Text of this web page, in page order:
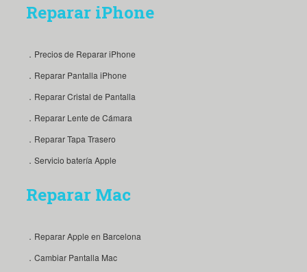
Reparar iPhone
．Precios de Reparar iPhone
．Reparar Pantalla iPhone
．Reparar Cristal de Pantalla
．Reparar Lente de Cámara
．Reparar Tapa Trasero
．Servicio batería Apple
Reparar Mac
．Reparar Apple en Barcelona
．Cambiar Pantalla Mac